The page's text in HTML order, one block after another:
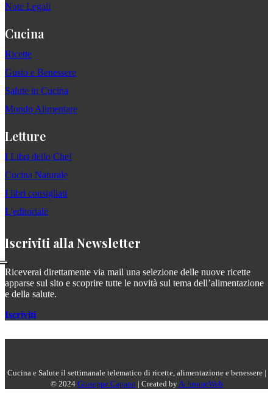
Note Legali
Cucina
Ricette
Gusto e Benessere
Salute in Cucina
Mondo Alimentare
Letture
I Libri dello Chef
Cucina Naturale
I libri consigliati
L'editoriale
Iscriviti alla Newsletter
Riceverai direttamente via mail una selezione delle nuove ricette
apparse sul sito e scoprire tutte le novità sul tema dell’alimentazione
e della salute.
Iscriviti
Cucina e Salute il settimanale telematico di ricette, alimentazione e benessere |
© 2024 Giuseppe Capano | Created byAchromeWeb